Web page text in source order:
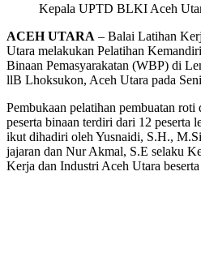
Kepala UPTD BLKI Aceh
ACEH UTARA – Balai Latihan
Utara melakukan Pelatihan
Binaan Pemasyarakatan (WBP) di
llB Lhoksukon, Aceh Utara pada
Pembukaan pelatihan pembuatan
peserta binaan terdiri dari 12 peserta
ikut dihadiri oleh Yusnaidi, S.H.,
jajaran dan Nur Akmal, S.E selaku
Kerja dan Industri Aceh Utara